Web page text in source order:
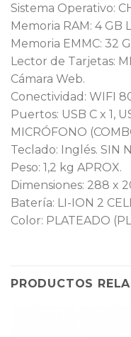
Sistema Operativo:
Memoria RAM: 4 GB
Memoria EMMC: 32
Lector de Tarjetas:
Cámara Web.
Conectividad: WIFI
Puertos: USB C x 1,
MICRÓFONO
Teclado: Inglés. SIN
Peso: 1,2 kg APROX.
Dimensiones: 288 x
Batería: LI-ION 2
Color: PLATEADO
PRODUCTOS